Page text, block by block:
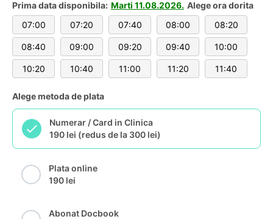
Prima data disponibila: Marti 11.08.2026. Alege ora dorita
07:00
07:20 07:40 08:00 08:20
08:40 09:00 09:20 09:40 10:00
10:20 10:40 11:00 11:20 11:40
Alege metoda de plata
Numerar / Card in Clinica
190 lei (redus de la 300 lei)
Plata online
190 lei
Abonat Docbook